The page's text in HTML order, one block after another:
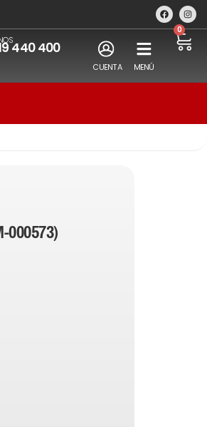
440 400
CUENTA MENÚ
0